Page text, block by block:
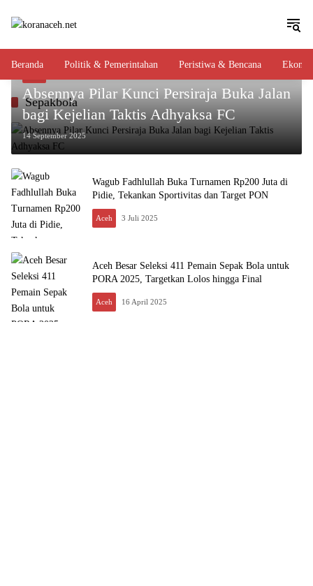
Beranda Politik & Pemerintahan Peristiwa & Bencana
Sepakbola
Absennya Pilar Kunci Persiraja Buka Jalan
bagi Kejelian Taktis Adhyaksa FC
14 September 2025
Wagub Fadhlullah Buka Turnamen Rp200 Juta di
Pidie, Tekankan Sportivitas dan Target PON
Aceh 3 Juli 2025
Aceh Besar Seleksi 411 Pemain Sepak Bola untuk
PORA 2025, Targetkan Lolos hingga Final
Aceh 16 April 2025